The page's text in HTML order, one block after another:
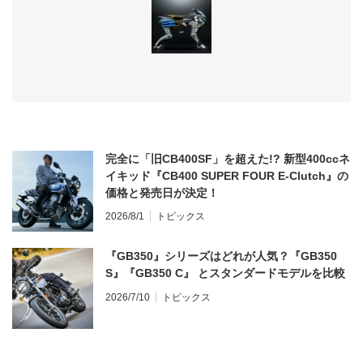
完全に「旧CB400SF」を超えた!? 新型400ccネ
イキッド『CB400 SUPER FOUR E-Clutch』の
価格と発売日が決定！
2026/8/1 トピックス
『GB350』シリーズはどれが人気？『GB350
S』『GB350 C』 とスタンダードモデルを比較
2026/7/10 トピックス